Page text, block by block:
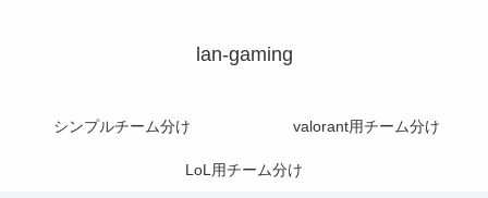
lan-gaming
シンプルチーム分け valorant用チーム分け
LoL用チーム分け